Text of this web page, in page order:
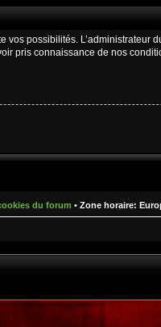
vos possibilités. L’administrateur
pris connaissance de nos
du forum • Zone horaire: